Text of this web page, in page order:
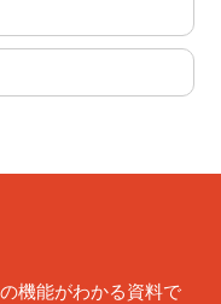
機能がわかる資料で